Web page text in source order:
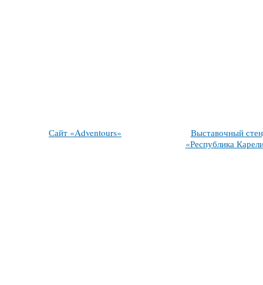
Сайт «Adventours»
Выставочный
«Республика